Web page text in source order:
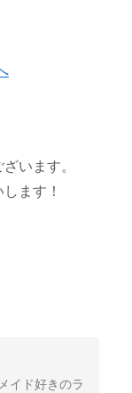
います。
ます！
イド好きのラ